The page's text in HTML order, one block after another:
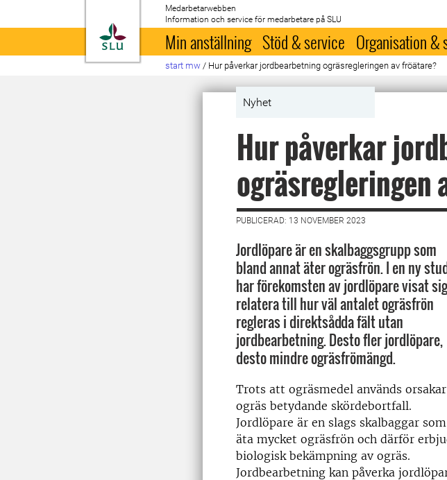
Till startsida
Medarbetarwebben
Information och service för medarbetare på SLU
Min anställning Stöd & service Organisation &
start mw / Hur påverkar jordbearbetning ogräsregleringen av fröätare?
Nyhet
Hur påverkar
ogräsregleringen
PUBLICERAD: 13 NOVEMBER 2023
Jordlöpare är en skalbaggsgrupp som
bland annat äter ogräsfrön. I en ny
har förekomsten av jordlöpare visat sig
relatera till hur väl antalet ogräsfrön
regleras i direktsådda fält utan
jordbearbetning. Desto fler jordlöpare,
desto mindre ogräsfrömängd.
Trots att ogräsmedel används orsakar
ogräs betydande skördebortfall.
Jordlöpare är en slags skalbaggar
äta mycket ogräsfrön och därför
biologisk bekämpning av ogräs.
Jordbearbetning kan påverka